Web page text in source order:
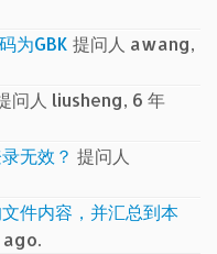
为GBK 提问人 awang,
问人 liusheng, 6 年
无效？ 提问人
件内容，并汇总到本
ago.